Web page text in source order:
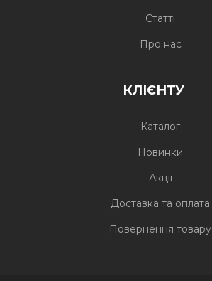
Статті
Про нас
КЛІЄНТУ
Каталог
Новинки
Акції
Доставка та оплата
Повернення товару